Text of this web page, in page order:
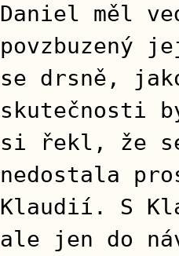
Daniel měl
povzbuzený
se drsně,
skutečnosti
si řekl, že
nedostala
Klaudií. S
ale jen do